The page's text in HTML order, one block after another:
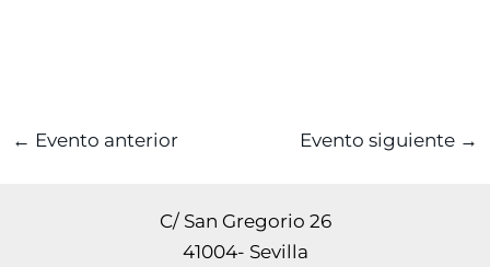
← Evento anterior Evento siguiente →
C/ San Gregorio 26
41004- Sevilla